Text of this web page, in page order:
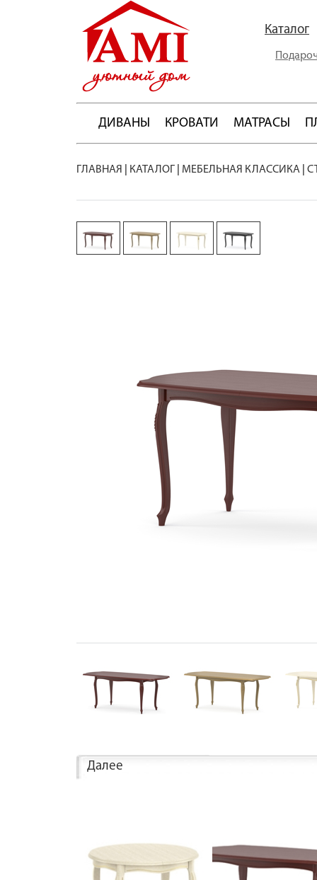
Каталог
ДИВАНЫ КРОВАТИ МАТРАСЫ
ГЛАВНАЯ КАТАЛОГ МЕБЕЛЬНАЯ КЛАССИКА
Далее